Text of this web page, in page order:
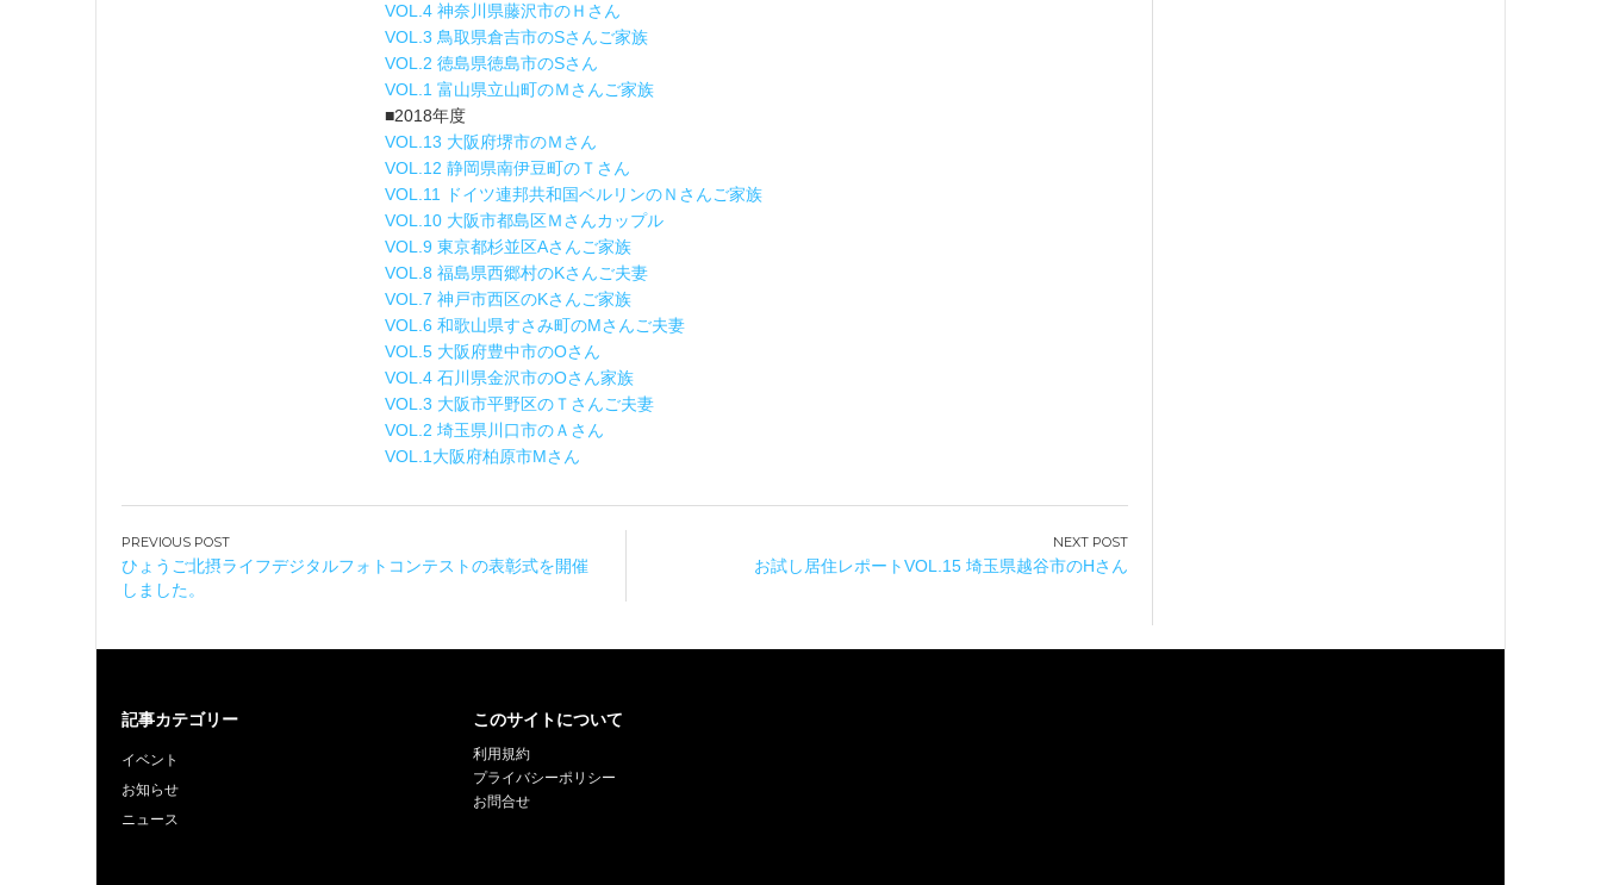
VOL.4 神奈川県藤沢市のＨさん
VOL.3 鳥取県倉吉市のSさんご家族
VOL.2 徳島県徳島市のSさん
VOL.1 富山県立山町のＭさんご家族
■2018年度
VOL.13 大阪府堺市のＭさん
VOL.12 静岡県南伊豆町のＴさん
VOL.11 ドイツ連邦共和国ベルリンのＮさんご家族
VOL.10 大阪市都島区Ｍさんカップル
VOL.9 東京都杉並区Aさんご家族
VOL.8 福島県西郷村のKさんご夫妻
VOL.7 神戸市西区のKさんご家族
VOL.6 和歌山県すさみ町のMさんご夫妻
VOL.5 大阪府豊中市のOさん
VOL.4 石川県金沢市のOさん家族
VOL.3 大阪市平野区のＴさんご夫妻
VOL.2 埼玉県川口市のＡさん
VOL.1大阪府柏原市Mさん
投
稿
ナ
シ
ョ
ン
ひょうご北摂ライフデジタルフォトコンテストの表彰式を開催
しました。
お試し居住レポートVOL.15 埼玉県越谷市のHさん
記事カテゴリー
イベント
お知らせ
ニュース
このサイトについて
利用規約
プライバシーポリシー
お問合せ